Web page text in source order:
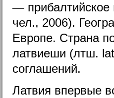
— прибалтийское
чел., 2006).
Европе. Страна
латвиеши (лтш.
соглашений.
Латвия впервые